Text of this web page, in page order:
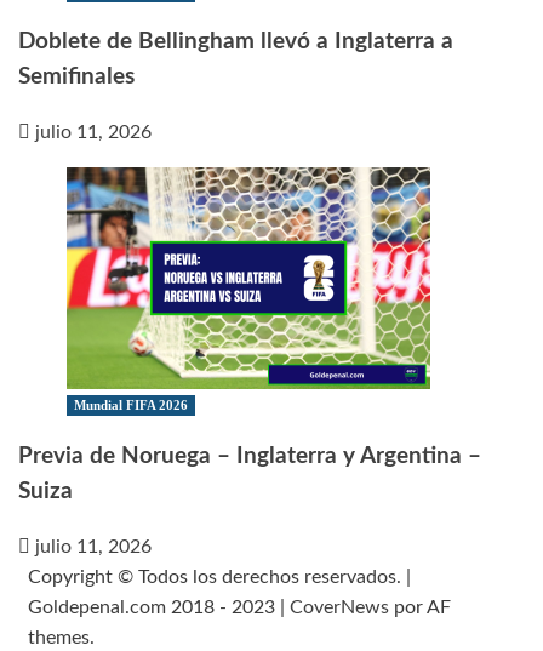
Doblete de Bellingham llevó a Inglaterra a
Semifinales
julio 11, 2026
Mundial FIFA 2026
Previa de Noruega – Inglaterra y Argentina –
Suiza
julio 11, 2026
Copyright © Todos los derechos reservados. |
Goldepenal.com 2018 - 2023
CoverNewspor AF
themes.